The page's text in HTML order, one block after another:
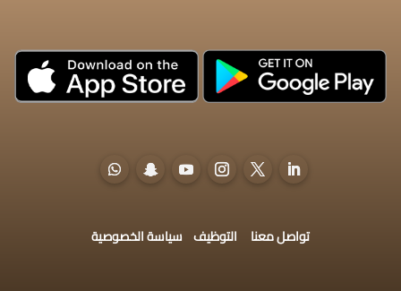
تواصل معنا التوظيف سياسة الخصوصية